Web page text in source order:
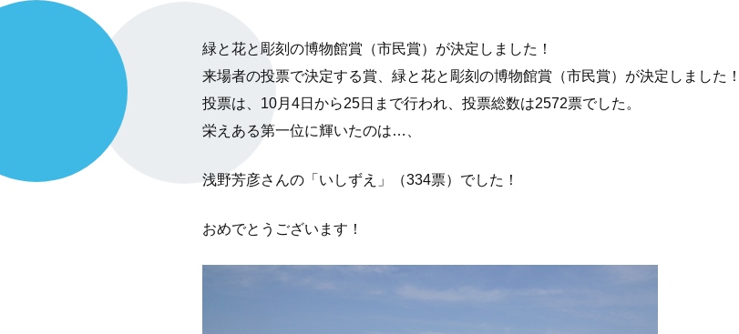
緑と花と彫刻の博物館賞（市民賞）が決定しました！
来場者の投票で決定する賞、緑と花と彫刻の博物館賞（市民賞）が決定しました！
投票は、10月4日から25日まで行われ、投票総数は2572票でした。
栄えある第一位に輝いたのは…、
浅野芳彦さんの「いしずえ」（334票）でした！
おめでとうございます！